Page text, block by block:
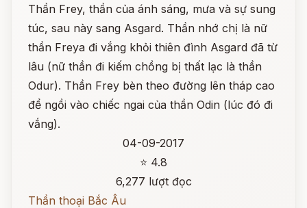
Thần Frey, thần của ánh sáng, mưa và sự sung
túc, sau này sang Asgard. Thần nhớ chị là nữ
thần Freya đi vắng khỏi thiên đình Asgard đã từ
lâu (nữ thần đi kiếm chồng bị thất lạc là thần
Odur). Thần Frey bèn theo đường lên tháp cao
để ngồi vào chiếc ngai của thần Odin (lúc đó đi
vắng).
04-09-2017
⭐ 4.8
6,277 lượt đọc
Thần thoại Bắc Âu